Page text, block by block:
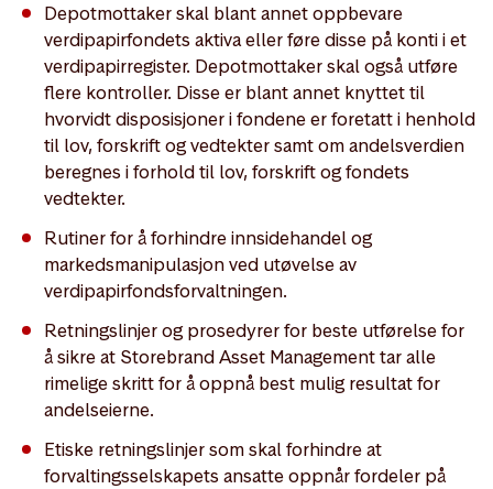
Depotmottaker skal blant annet oppbevare
verdipapirfondets aktiva eller føre disse på konti i et
verdipapirregister. Depotmottaker skal også utføre
flere kontroller. Disse er blant annet knyttet til
hvorvidt disposisjoner i fondene er foretatt i henhold
til lov, forskrift og vedtekter samt om andelsverdien
beregnes i forhold til lov, forskrift og fondets
vedtekter.
Rutiner for å forhindre innsidehandel og
markedsmanipulasjon ved utøvelse av
verdipapirfondsforvaltningen.
Retningslinjer og prosedyrer for beste utførelse for
å sikre at Storebrand Asset Management tar alle
rimelige skritt for å oppnå best mulig resultat for
andelseierne.
Etiske retningslinjer som skal forhindre at
forvaltingsselskapets ansatte oppnår fordeler på